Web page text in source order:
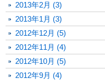
2013年2月 (3)
2013年1月 (3)
2012年12月 (5)
2012年11月 (4)
2012年10月 (5)
2012年9月 (4)